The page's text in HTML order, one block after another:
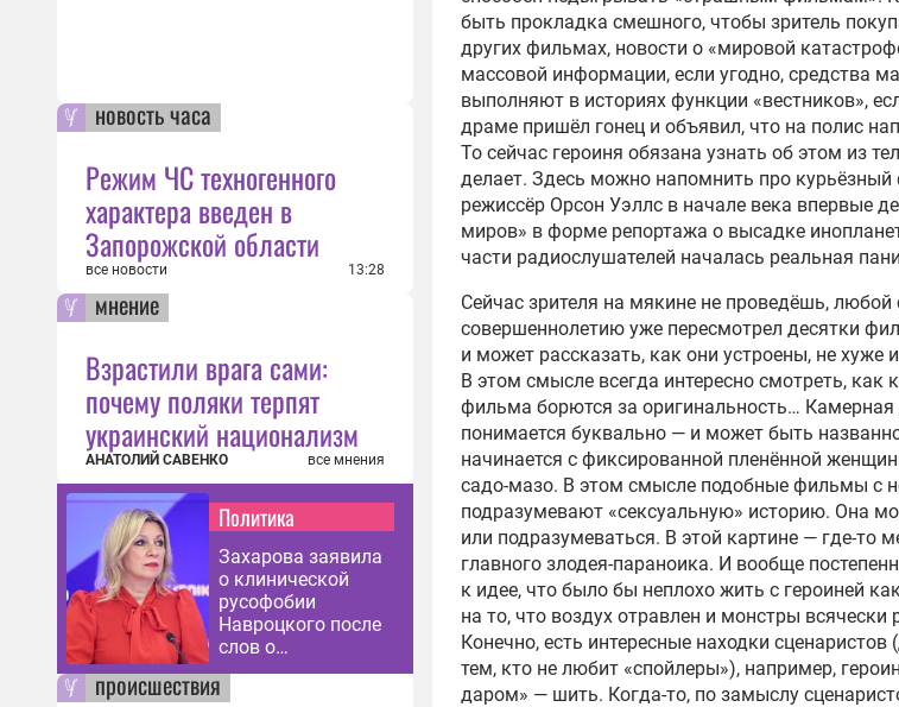
новость часа
Режим ЧС техногенного
характера введен в
Запорожской области
все новости 13:28
мнение
Взрастили врага сами:
почему поляки терпят
украинский национализм
АНАТОЛИЙ САВЕНКО все мнения
Политика
Захарова заявила
о клинической
русофобии
Навроцкого после
слов о
«москалях»
происшествия
быть прокладка смешного, чтобы зритель
других фильмах, новости о «мировой
массовой информации, если угодно, средства
выполняют в историях функции «вестников»,
драме пришёл гонец и объявил, что на полис
То сейчас героиня обязана узнать об этом из
делает. Здесь можно напомнить про курьёзный
режиссёр Орсон Уэллс в начале века впервые
миров» в форме репортажа о высадке
части радиослушателей началась реальная
Сейчас зрителя на мякине не проведёшь, любой
совершеннолетию уже пересмотрел десятки
и может рассказать, как они устроены, не хуже
В этом смысле всегда интересно смотреть, как
фильма борются за оригинальность…
понимается буквально — и может быть
начинается с фиксированной пленённой
садо-мазо. В этом смысле подобные фильмы с
подразумевают «сексуальную» историю. Она
или подразумеваться. В этой картине — где-то
главного злодея-параноика. И вообще
к идее, что было бы неплохо жить с героиней
на то, что воздух отравлен и монстры
Конечно, есть интересные находки сценаристов
тем, кто не любит «спойлеры»), например,
даром» — шить. Когда-то, по замыслу